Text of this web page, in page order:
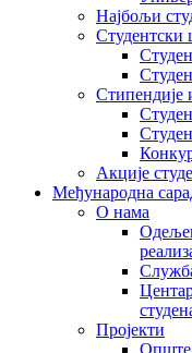
Најбољи
Студентски
Стипендије
Акције
Међународна
О нама
Пројекти
Опште